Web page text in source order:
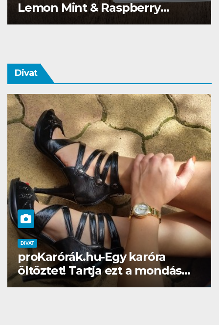
Waterdrop üdítő kapszula teszt
Divat
DIVAT SZÉPSÉG
Gél lakk otthon? Naná, a
Brillbirddel simán!